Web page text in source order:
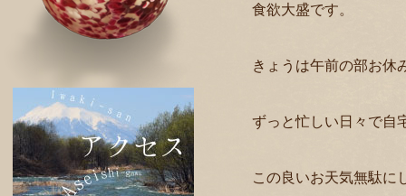
食欲大盛です。
きょうは午前の部お休
ずっと忙しい日々で自
この良いお天気無駄に